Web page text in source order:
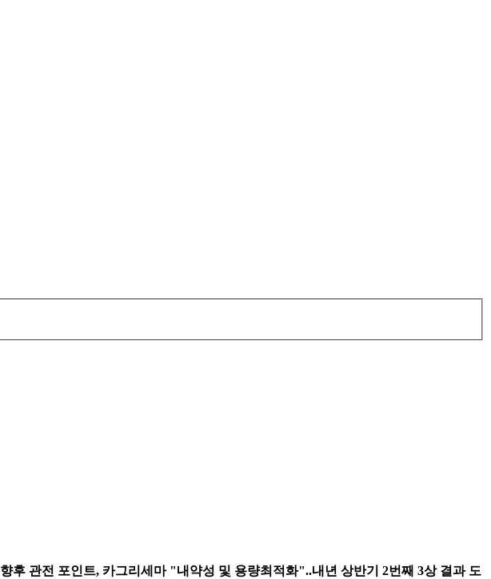
관전 포인트, 카그리세마 "내약성 및 용량최적화"..내년 상반기 2번째 3상 결과 도